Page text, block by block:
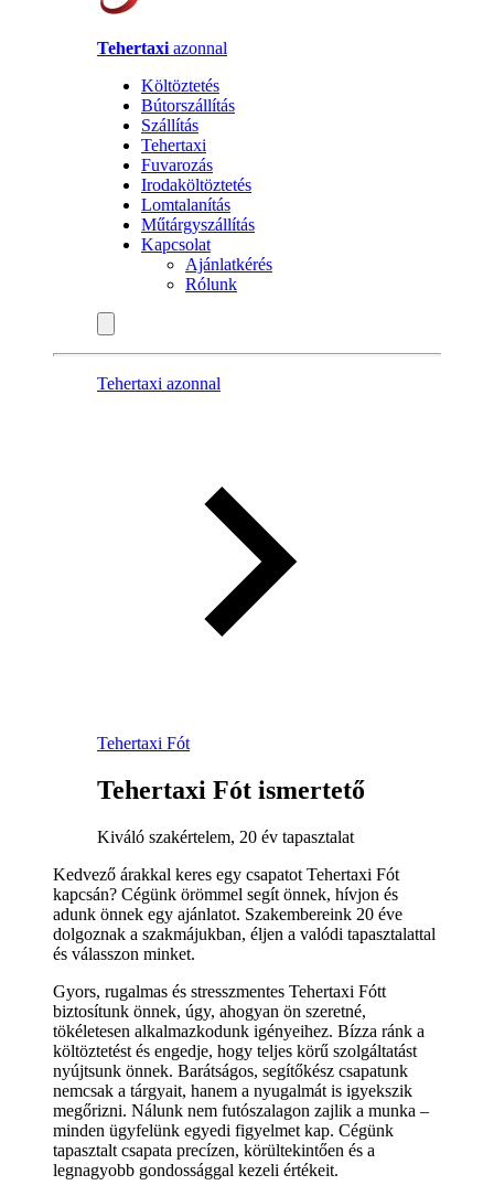
Tehertaxi azonnal
Költöztetés
Bútorszállítás
Szállítás
Tehertaxi
Fuvarozás
Irodaköltöztetés
Lomtalanítás
Műtárgyszállítás
Kapcsolat
Ajánlatkérés
Rólunk
Tehertaxi azonnal
Tehertaxi Fót
Tehertaxi Fót ismertető
Kiváló szakértelem, 20 év tapasztalat
Kedvező árakkal keres egy csapatot Tehertaxi Fót
kapcsán? Cégünk örömmel segít önnek, hívjon és
adunk önnek egy ajánlatot. Szakembereink 20 éve
dolgoznak a szakmájukban, éljen a valódi tapasztalattal
és válasszon minket.
Gyors, rugalmas és stresszmentes Tehertaxi Fótt
biztosítunk önnek, úgy, ahogyan ön szeretné,
tökéletesen alkalmazkodunk igényeihez. Bízza ránk a
költöztetést és engedje, hogy teljes körű szolgáltatást
nyújtsunk önnek. Barátságos, segítőkész csapatunk
nemcsak a tárgyait, hanem a nyugalmát is igyekszik
megőrizni. Nálunk nem futószalagon zajlik a munka –
minden ügyfelünk egyedi figyelmet kap. Cégünk
tapasztalt csapata precízen, körültekintően és a
legnagyobb gondossággal kezeli értékeit.